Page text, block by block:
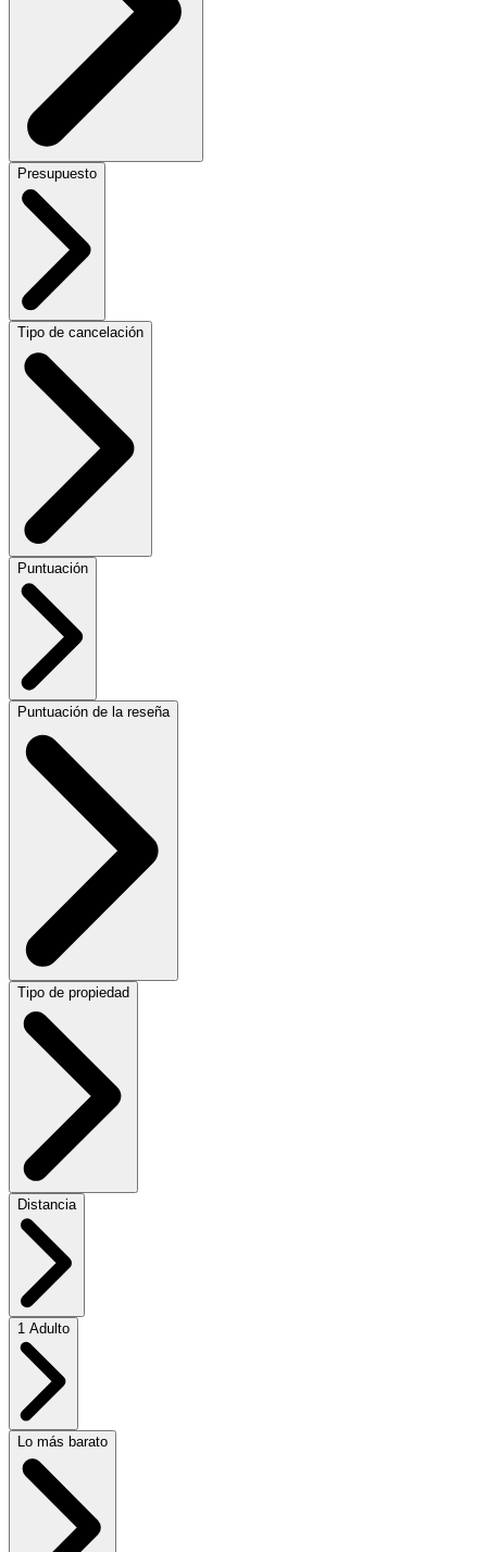
Presupuesto
Tipo de cancelación
Puntuación
Puntuación de la reseña
Tipo de propiedad
Distancia
1 Adulto
Lo más barato